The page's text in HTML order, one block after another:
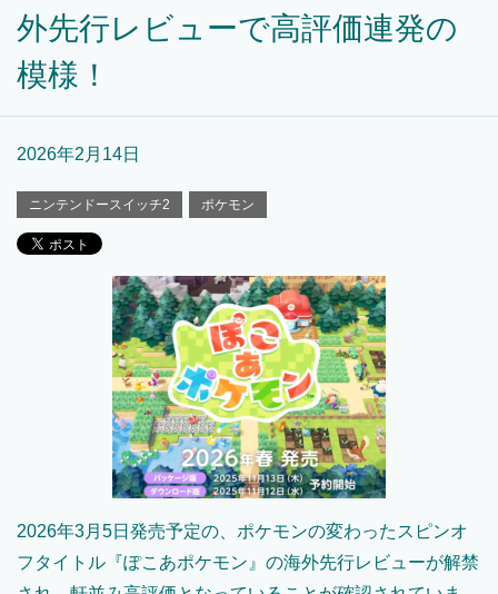
外先行レビューで高評価連発の
模様！
2026年2月14日
ニンテンドースイッチ2 ポケモン
2026年3月5日発売予定の、ポケモンの変わったスピンオ
フタイトル『ぽこあポケモン』の海外先行レビューが解禁